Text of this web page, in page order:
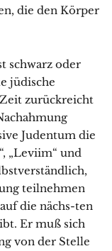
die den Körper
schwarz oder
jüdische
zurückreicht
Judentum die
„Leviim“ und
teilnehmen
die nächs-ten
Er muß sich
von der Stelle